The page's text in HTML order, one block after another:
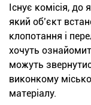
Існує комісія,
який об’єкт
клопотання і
хочуть
можуть
виконкому
матеріалу.